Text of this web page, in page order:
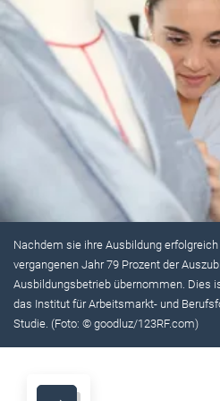
Nachdem sie ihre Ausbildung
vergangenen Jahr 79 Prozent der
Ausbildungsbetrieb übernommen. Dies
das Institut für Arbeitsmarkt- und
Studie. (Foto: © goodluz/123RF.com)